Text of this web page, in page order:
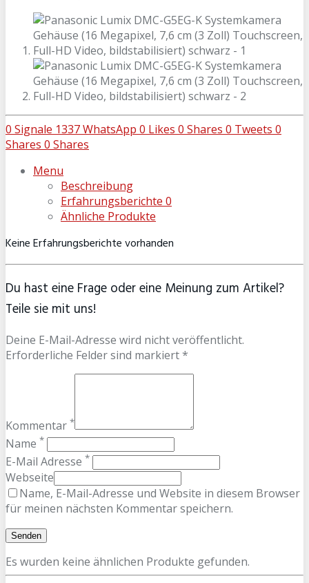
0 Signale 1337WhatsApp 0 Likes 0 Shares 0 Tweets 0
Shares 0 Shares
Menu
Beschreibung
Erfahrungsberichte 0
Ähnliche Produkte
Keine Erfahrungsberichte vorhanden
Du hast eine Frage oder eine Meinung zum Artikel?
Teile sie mit uns!
Deine E-Mail-Adresse wird nicht veröffentlicht.
Erforderliche Felder sind markiert *
Kommentar *
Name *
E-Mail Adresse *
Webseite
Name, E-Mail-Adresse und Website in diesem Browser
für meinen nächsten Kommentar speichern.
Es wurden keine ähnlichen Produkte gefunden.